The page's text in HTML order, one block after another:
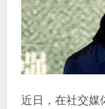
近日，在社交媒